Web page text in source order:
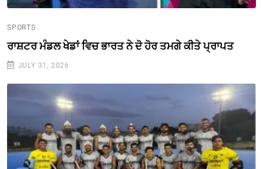
SPORTS
ਰਾਸ਼ਟਰ ਮੰਡਲ ਖੇਡਾਂ ਵਿਚ ਭਾਰਤ ਨੇ ਦੋ ਹੋਰ ਤਮਗੇ ਕੀਤੇ ਪ੍ਰਾਪਤ
JULY 31, 2026